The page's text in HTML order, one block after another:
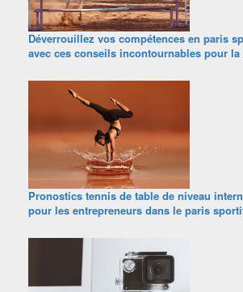
Déverrouillez vos compétences en paris
avec ces conseils incontournables pour la
Pronostics tennis de table de niveau
pour les entrepreneurs dans le paris